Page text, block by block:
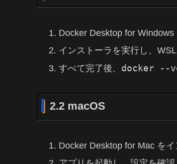
Docker Desktop for Windows
インストーラを実行し、
すべて完了後、 docker --
2.2 macOS
Docker Desktop for Mac をイ